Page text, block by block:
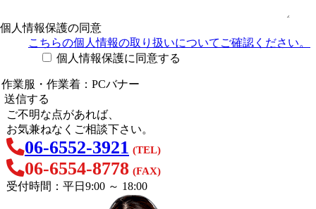
個人情報保護の同意
こちらの個人情報の取り扱いについてご確認ください。
個人情報保護に同意する
ご不明な点があれば、
お気兼ねなくご相談下さい。
06-6552-3921 (TEL)
06-6554-8778 (FAX)
受付時間：平日9:00 ～ 18:00